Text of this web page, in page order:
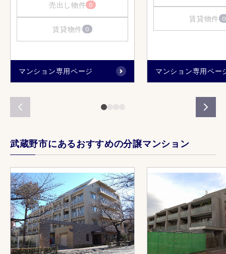
売出し物件 0
賃貸物件 0
マンション専用ページ
賃貸物件 0
マンション専用ペー
武蔵野市にあるおすすめの分譲マンション